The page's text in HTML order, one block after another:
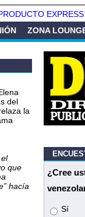
EXPRESS
ZONA
del
la
que
hacía
¿Cree
Opciones
Sí